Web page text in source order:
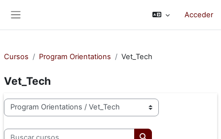
Acceder
Cursos Program Orientations Vet_Tech
Vet_Tech
Categorías
Buscar cursos